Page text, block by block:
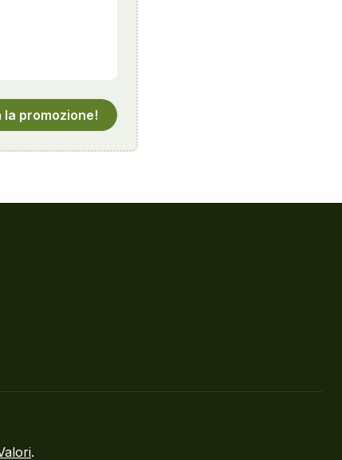
promozione!
.